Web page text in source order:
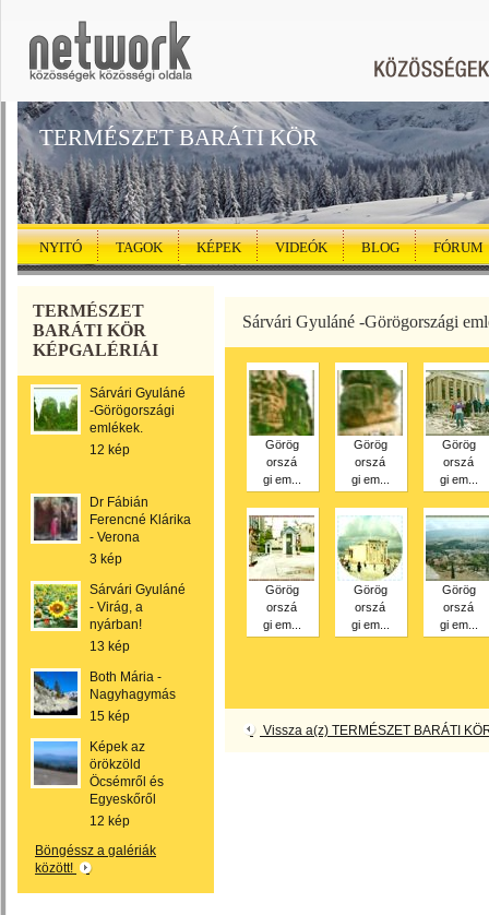
TERMÉSZET BARÁTI KÖR
NYITÓ TAGOK KÉPEK VIDEÓK BLOG FÓRUM
TERMÉSZET
BARÁTI KÖR
KÉPGALÉRIÁI
Sárvári Gyuláné
-Görögországi
emlékek.
12 kép
Dr Fábián
Ferencné Klárika
- Verona
3 kép
Sárvári Gyuláné
- Virág, a
nyárban!
13 kép
Both Mária -
Nagyhagymás
15 kép
Képek az
örökzöld
Öcsémről és
Egyeskőről
12 kép
Böngéssz a galériák
között!
Sárvári Gyuláné -Görögországi
Görög
orszá
gi em...
Görög
orszá
gi em...
Görög
orszá
gi em...
Görög
orszá
gi em...
Görög
orszá
gi em...
Görög
orszá
gi em...
Vissza a(z) TERMÉSZET BARÁTI